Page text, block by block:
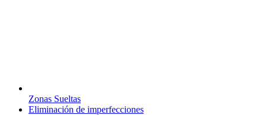
Zonas Sueltas
Eliminación de imperfecciones